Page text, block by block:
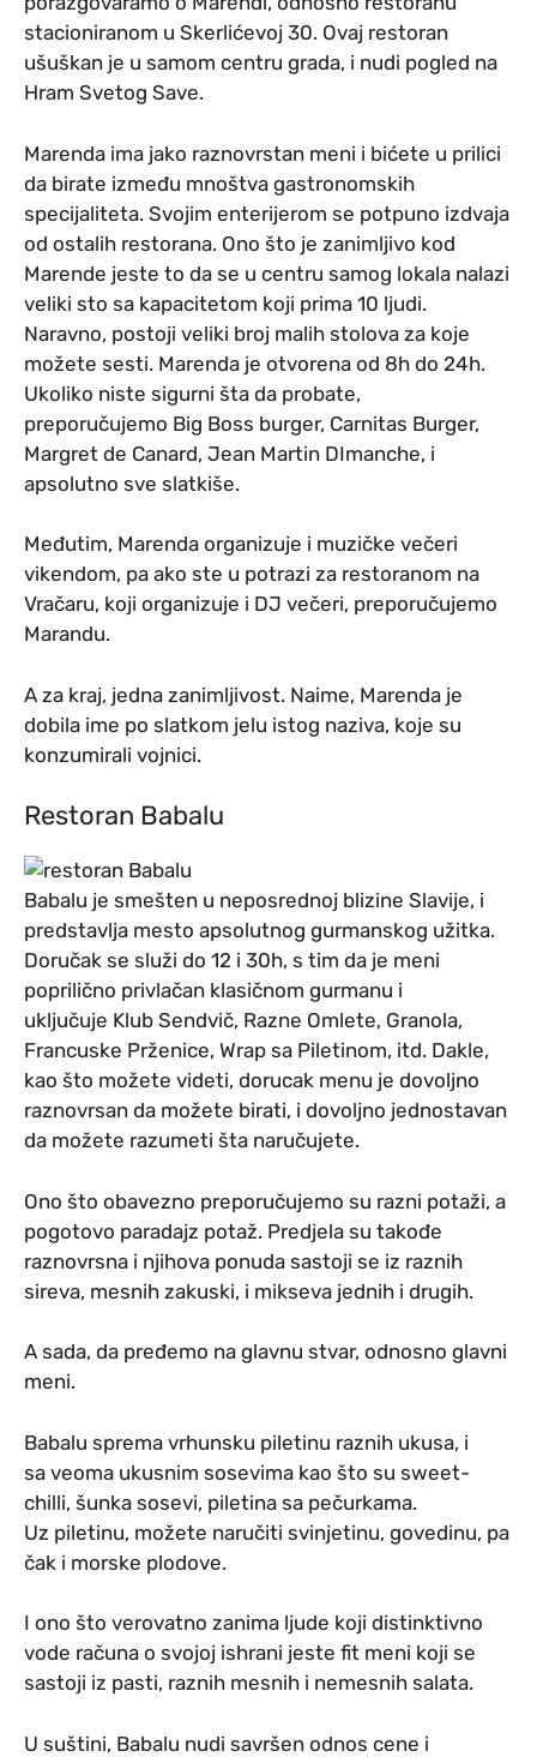
stacioniranom u Skerlićevoj 30. Ovaj restoran
ušuškan je u samom centru grada, i nudi pogled na
Hram Svetog Save.
Marenda ima jako raznovrstan meni i bićete u prilici
da birate između mnoštva gastronomskih
specijaliteta. Svojim enterijerom se potpuno izdvaja
od ostalih restorana. Ono što je zanimljivo kod
Marende jeste to da se u centru samog lokala nalazi
veliki sto sa kapacitetom koji prima 10 ljudi.
Naravno, postoji veliki broj malih stolova za koje
možete sesti. Marenda je otvorena od 8h do 24h.
Ukoliko niste sigurni šta da probate,
preporučujemo Big Boss burger, Carnitas Burger,
Margret de Canard, Jean Martin DImanche, i
apsolutno sve slatkiše.
Međutim, Marenda organizuje i muzičke večeri
vikendom, pa ako ste u potrazi za restoranom na
Vračaru, koji organizuje i DJ večeri, preporučujemo
Marandu.
A za kraj, jedna zanimljivost. Naime, Marenda je
dobila ime po slatkom jelu istog naziva, koje su
konzumirali vojnici.
Restoran Babalu
Babalu je smešten u neposrednoj blizine Slavije, i
predstavlja mesto apsolutnog gurmanskog užitka.
Doručak se služi do 12 i 30h, s tim da je meni
poprilično privlačan klasičnom gurmanu i
uključuje Klub Sendvič, Razne Omlete, Granola,
Francuske Prženice, Wrap sa Piletinom, itd. Dakle,
kao što možete videti, dorucak menu je dovoljno
raznovrsan da možete birati, i dovoljno jednostavan
da možete razumeti šta naručujete.
Ono što obavezno preporučujemo su razni potaži, a
pogotovo paradajz potaž. Predjela su takođe
raznovrsna i njihova ponuda sastoji se iz raznih
sireva, mesnih zakuski, i mikseva jednih i drugih.
A sada, da pređemo na glavnu stvar, odnosno glavni
meni.
Babalu sprema vrhunsku piletinu raznih ukusa, i
sa veoma ukusnim sosevima kao što su sweet-
chilli, šunka sosevi, piletina sa pečurkama.
Uz piletinu, možete naručiti svinjetinu, govedinu, pa
čak i morske plodove.
I ono što verovatno zanima ljude koji distinktivno
vode računa o svojoj ishrani jeste fit meni koji se
sastoji iz pasti, raznih mesnih i nemesnih salata.
U suštini, Babalu nudi savršen odnos cene i